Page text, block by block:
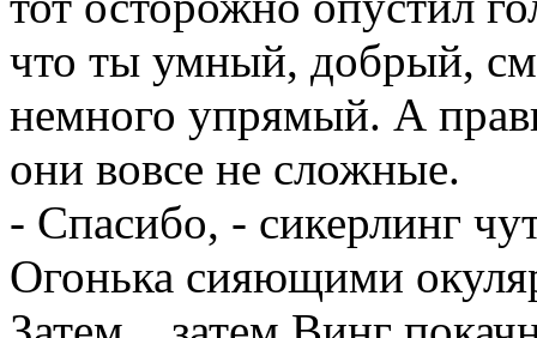
что ты умный, добрый,
немного упрямый. А
они вовсе не сложные.
- Спасибо, - сикерлинг
Огонька сияющими